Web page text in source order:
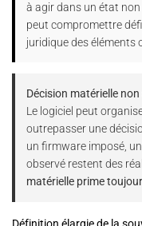
à agir dans un état
peut compromettre
juridique des éléments
Décision matérielle
Le logiciel peut
outrepasser une
un firmware imposé,
observé restent des
matérielle prime